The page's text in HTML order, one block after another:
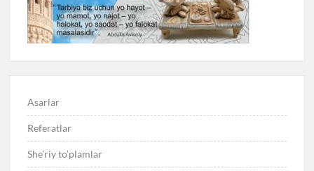
Asarlar
Referatlar
She’riy to’plamlar